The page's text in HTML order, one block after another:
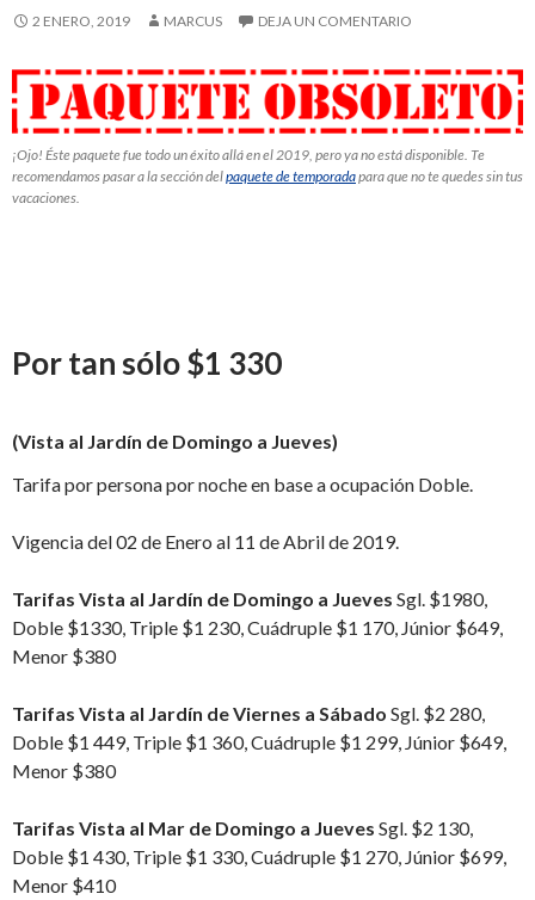
2 ENERO, 2019 MARCUS DEJA UN COMENTARIO
¡Ojo! Éste paquete fue todo un éxito allá en el 2019, pero ya no está disponible. Te
recomendamos pasar a la sección delpaquete de temporadapara que no te quedes sin tus
vacaciones.
Por tan sólo $1 330
(Vista al Jardín de Domingo a Jueves)
Tarifa por persona por noche en base a ocupación Doble.
Vigencia del 02 de Enero al 11 de Abril de 2019.
Tarifas Vista al Jardín de Domingo a Jueves Sgl. $1980,
Doble $1330, Triple $1 230, Cuádruple $1 170, Júnior $649,
Menor $380
Tarifas Vista al Jardín de Viernes a Sábado Sgl. $2 280,
Doble $1 449, Triple $1 360, Cuádruple $1 299, Júnior $649,
Menor $380
Tarifas Vista al Mar de Domingo a Jueves Sgl. $2 130,
Doble $1 430, Triple $1 330, Cuádruple $1 270, Júnior $699,
Menor $410